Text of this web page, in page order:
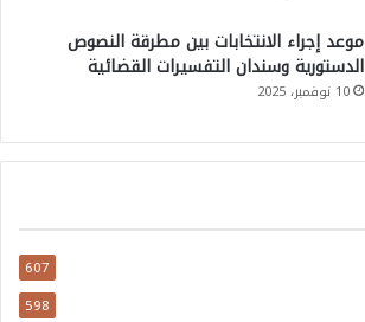
موعد إجراء الانتخابات بين مطرقة النصوص
الدستورية وسندان التفسيرات القضائية
10 نوفمبر، 2025
607
598